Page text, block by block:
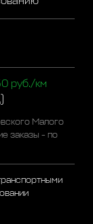
руб./км
Малого
заказы - по